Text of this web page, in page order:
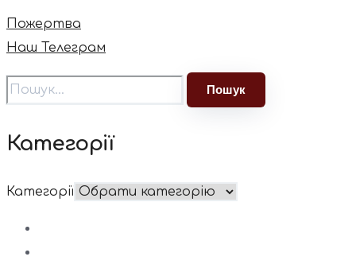
Пожертва
Наш Телеграм
Категорії
Категорії